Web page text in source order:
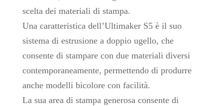
scelta dei materiali di stampa.
Una caratteristica dell’Ultimaker S5 è il suo
sistema di estrusione a doppio ugello, che
consente di stampare con due materiali diversi
contemporaneamente, permettendo di produrre
anche modelli bicolore con facilità.
La sua area di stampa generosa consente di